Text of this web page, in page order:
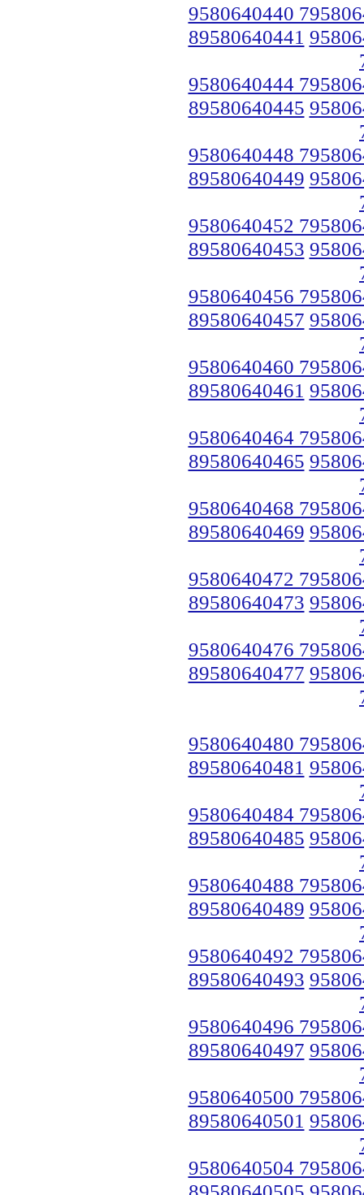
9580640440
89580640441
9580640444
89580640445
9580640448
89580640449
9580640452
89580640453
9580640456
89580640457
9580640460
89580640461
9580640464
89580640465
9580640468
89580640469
9580640472
89580640473
9580640476
89580640477
9580640480
89580640481
9580640484
89580640485
9580640488
89580640489
9580640492
89580640493
9580640496
89580640497
9580640500
89580640501
9580640504